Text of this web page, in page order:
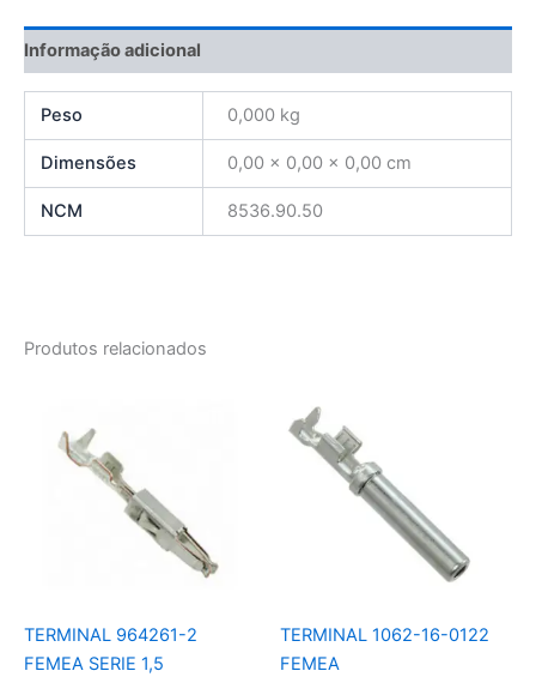
Informação adicional
Peso 0,000 kg
Dimensões 0,00 × 0,00 × 0,00 cm
NCM 8536.90.50
Produtos relacionados
TERMINAL 964261-2
FEMEA SERIE 1,5
TERMINAL 1062-16-0122
FEMEA